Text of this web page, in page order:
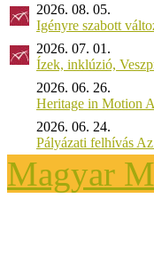
2026. 08. 05.
Igényre szabott
2026. 07. 01.
Ízek, inklúzió,
2026. 06. 26.
Heritage in Motion
2026. 06. 24.
Pályázati felhívás
Magyar